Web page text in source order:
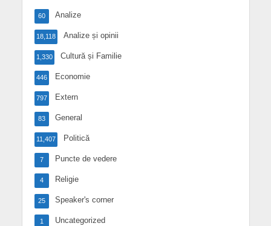
Analize
60
Analize și opinii
18,118
Cultură și Familie
1,330
Economie
446
Extern
797
General
83
Politică
11,407
Puncte de vedere
7
Religie
4
Speaker's corner
25
Uncategorized
1